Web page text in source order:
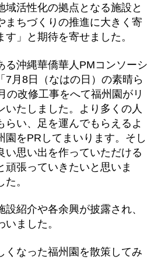
域活性化の拠点となる施設と
まちづくりの推進に大きく寄
」と期待を寄せました。
る沖縄華僑華人PMコンソーシ
7月8日（なはの日）の素晴ら
の改修工事をへて福州園がリ
いたしました。より多くの人
らい、足を運んでもらえるよ
園をPRしてまいります。そし
い思い出を作っていただける
頑張っていきたいと思いま
。
設紹介や各余興が披露され、
ました。
くなった福州園を散策してみ